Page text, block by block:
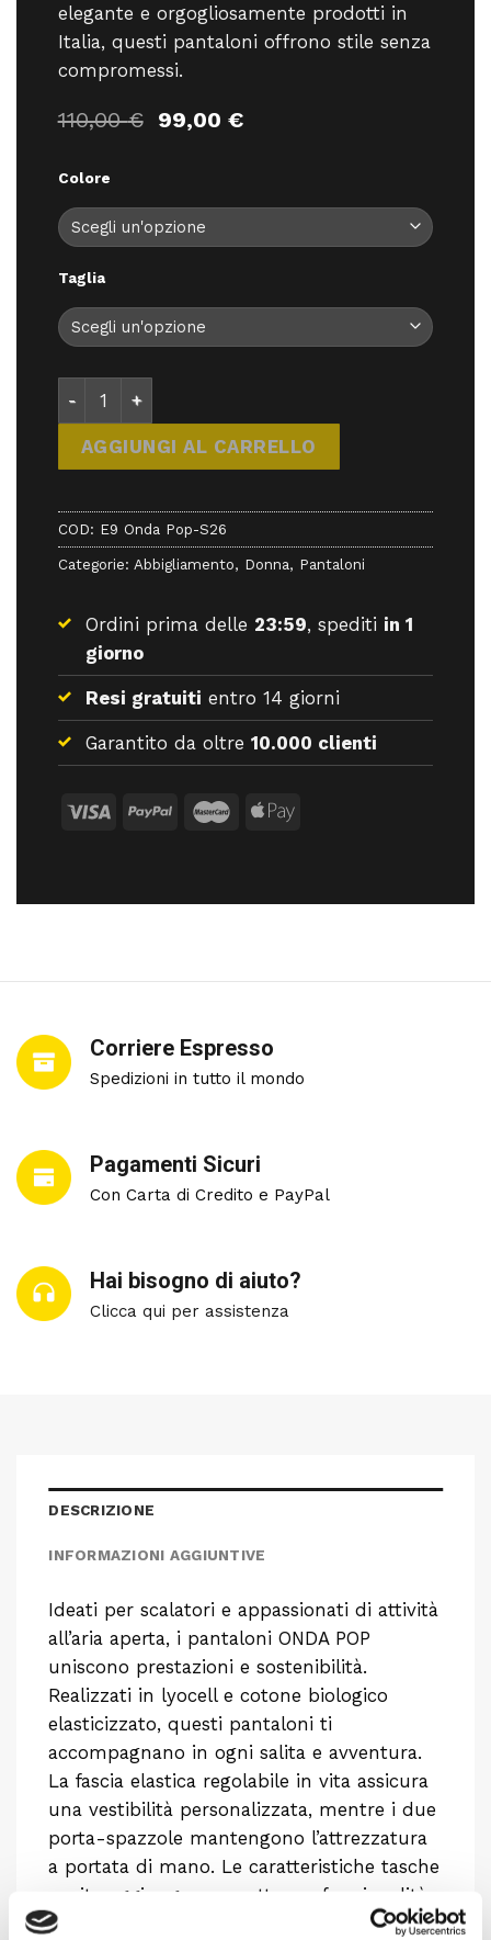
elegante e orgogliosamente prodotti in
Italia, questi pantaloni offrono stile senza
compromessi.
110,00€ Il
110,00 €.
99,00 €Il
99,00 €.
Colore
Taglia
AGGIUNGI AL CARRELLO
COD: E9 Onda Pop-S26
Categorie: Abbigliamento, Donna, Pantaloni
Ordini prima delle 23:59, spediti in 1
giorno
Resi gratuiti entro 14 giorni
Garantito da oltre 10.000 clienti
Corriere Espresso
Spedizioni in tutto il mondo
Pagamenti Sicuri
Con Carta di Credito e PayPal
Hai bisogno di aiuto?
Clicca qui per assistenza
DESCRIZIONE
INFORMAZIONI AGGIUNTIVE
Ideati per scalatori e appassionati di attività
all’aria aperta, i pantaloni ONDA POP
uniscono prestazioni e sostenibilità.
Realizzati in lyocell e cotone biologico
elasticizzato, questi pantaloni ti
accompagnano in ogni salita e avventura.
La fascia elastica regolabile in vita assicura
una vestibilità personalizzata, mentre i due
porta-spazzole mantengono l’attrezzatura
a portata di mano. Le caratteristiche tasche
cucite aggiungono carattere e funzionalità.
Caratterizzati da una silhouette skinny